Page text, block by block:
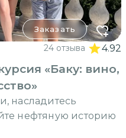
Заказать
24 отзыва 4.92
«Баку: вино,
насладитесь
нефтяную историю